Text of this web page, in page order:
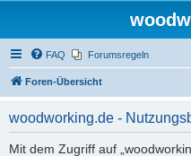
FAQ Forumsregeln
Foren-Übersicht
woodworking.de -
Mit dem Zugriff auf